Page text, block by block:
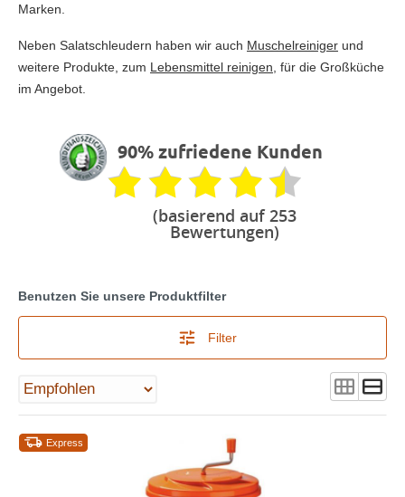
Marken.
Neben Salatschleudern haben wir auch Muschelreiniger und
weitere Produkte, zum Lebensmittel reinigen , für die Großküche
im Angebot.
90% zufriedene Kunden
(basierend auf 253
Bewertungen)
Benutzen Sie unsere Produktfilter
Filter
Express